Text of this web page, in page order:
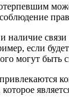
наличие
если
могут быть